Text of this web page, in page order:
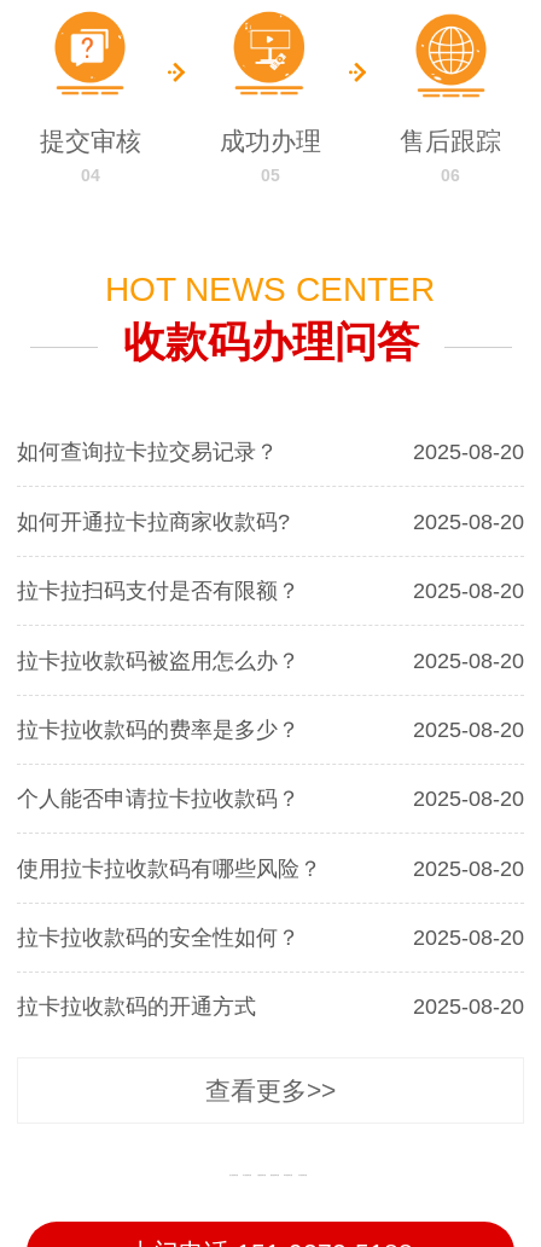
提交审核
04
成功办理
05
售后跟踪
06
HOT NEWS CENTER
收款码办理问答
如何查询拉卡拉交易记录？ 2025-08-20
如何开通拉卡拉商家收款码? 2025-08-20
拉卡拉扫码支付是否有限额？ 2025-08-20
拉卡拉收款码被盗用怎么办？ 2025-08-20
拉卡拉收款码的费率是多少？ 2025-08-20
个人能否申请拉卡拉收款码？ 2025-08-20
使用拉卡拉收款码有哪些风险？ 2025-08-20
拉卡拉收款码的安全性如何？ 2025-08-20
拉卡拉收款码的开通方式 2025-08-20
查看更多>>